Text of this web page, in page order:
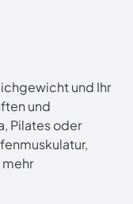
und Ihr
und
Pilates oder